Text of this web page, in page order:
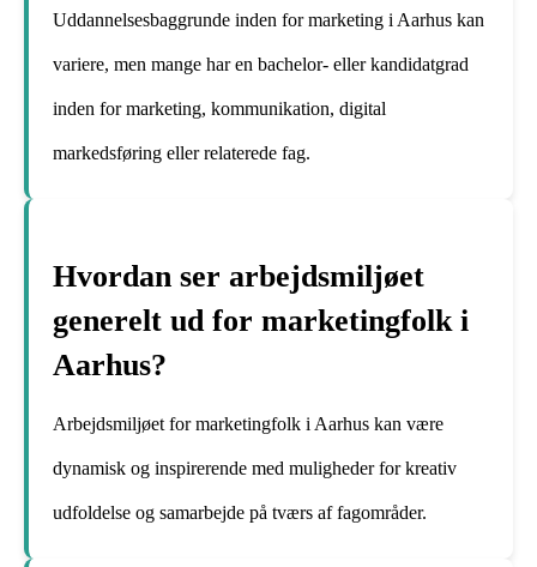
Uddannelsesbaggrunde inden for marketing i Aarhus kan
variere, men mange har en bachelor- eller kandidatgrad
inden for marketing, kommunikation, digital
markedsføring eller relaterede fag.
Hvordan ser arbejdsmiljøet
generelt ud for marketingfolk i
Aarhus?
Arbejdsmiljøet for marketingfolk i Aarhus kan være
dynamisk og inspirerende med muligheder for kreativ
udfoldelse og samarbejde på tværs af fagområder.